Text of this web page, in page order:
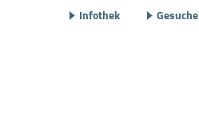
Infothek Gesuche